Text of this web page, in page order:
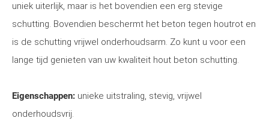
uniek uiterlijk, maar is het bovendien een erg stevige
schutting. Bovendien beschermt het beton tegen houtrot en
is de schutting vrijwel onderhoudsarm. Zo kunt u voor een
lange tijd genieten van uw kwaliteit hout beton schutting.
Eigenschappen: unieke uitstraling, stevig, vrijwel
onderhoudsvrij.